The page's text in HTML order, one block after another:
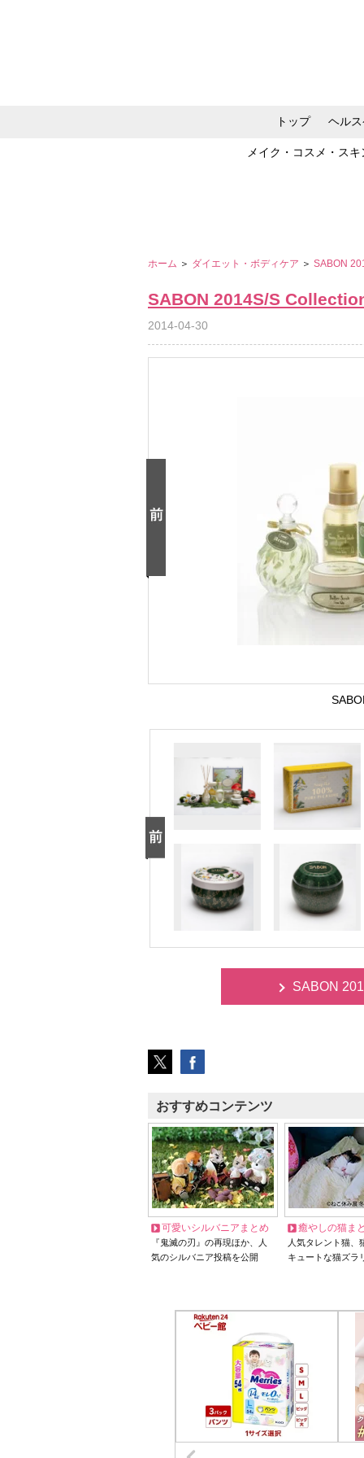
トップ ヘル
メイク・コスメ・ス
ホーム ＞ ダイエット・ボディケア ＞ SABON
SABON 2014S/S
2014-04-30
SABON
おすすめコンテンツ
可愛いシルバニアまとめ
『鬼滅の刃』の再現ほか、人
気のシルバニア投稿を公開
癒やしの猫ま
人気タレント猫
キュートな猫ズラ